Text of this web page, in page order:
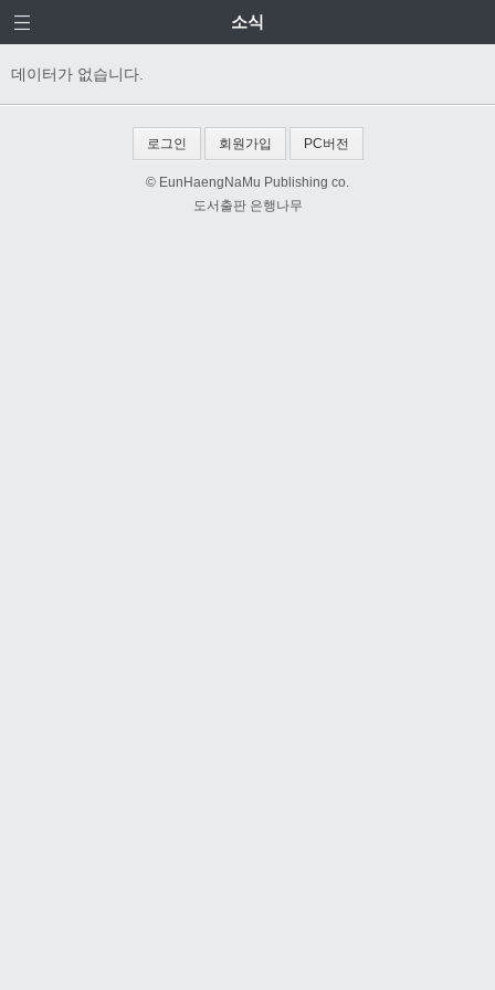
소식
데이터가 없습니다.
로그인 회원가입 PC버전
© EunHaengNaMu Publishing co.
도서출판 은행나무